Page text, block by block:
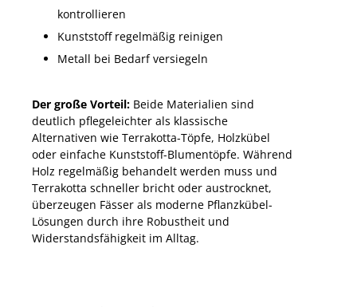
kontrollieren
Kunststoff regelmäßig reinigen
Metall bei Bedarf versiegeln
Der große Vorteil: Beide Materialien sind
deutlich pflegeleichter als klassische
Alternativen wie Terrakotta-Töpfe, Holzkübel
oder einfache Kunststoff-Blumentöpfe. Während
Holz regelmäßig behandelt werden muss und
Terrakotta schneller bricht oder austrocknet,
überzeugen Fässer als moderne Pflanzkübel-
Lösungen durch ihre Robustheit und
Widerstandsfähigkeit im Alltag.